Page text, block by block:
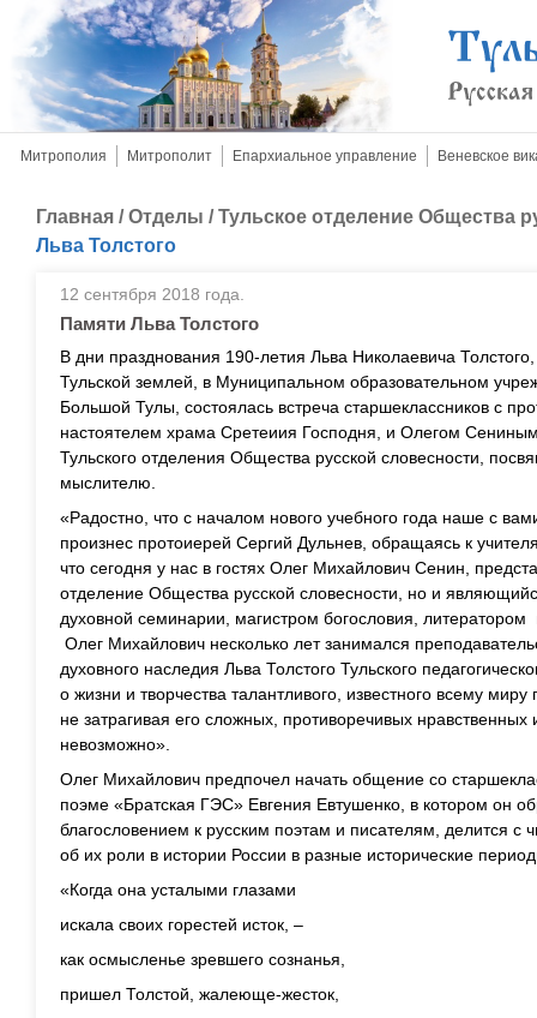
Митрополия Митрополит Епархиальное управление Веневское
Главная /Отделы /Тульское отделение Общества
Льва Толстого
12 сентября 2018 года.
Памяти Льва Толстого
В дни празднования 190-летия Льва Николаевича
Тульской землей, в Муниципальном образовательном
Большой Тулы, состоялась встреча старшеклассников с
настоятелем храма Сретеиия Господня, и Олегом
Тульского отделения Общества русской словесности,
мыслителю.
«Радостно, что с началом нового учебного года наше с
произнес протоиерей Сергий Дульнев, обращаясь к
что сегодня у нас в гостях Олег Михайлович Сенин,
отделение Общества русской словесности, но и
духовной семинарии, магистром богословия,
Олег Михайлович несколько лет занимался
духовного наследия Льва Толстого Тульского
о жизни и творчества талантливого, известного всему
не затрагивая его сложных, противоречивых нравственных
невозможно».
Олег Михайлович предпочел начать общение со
поэме «Братская ГЭС» Евгения Евтушенко, в котором он
благословением к русским поэтам и писателям, делится с
об их роли в истории России в разные исторические
«Когда она усталыми глазами
искала своих горестей исток, –
как осмысленье зревшего сознанья,
пришел Толстой, жалеюще-жесток,